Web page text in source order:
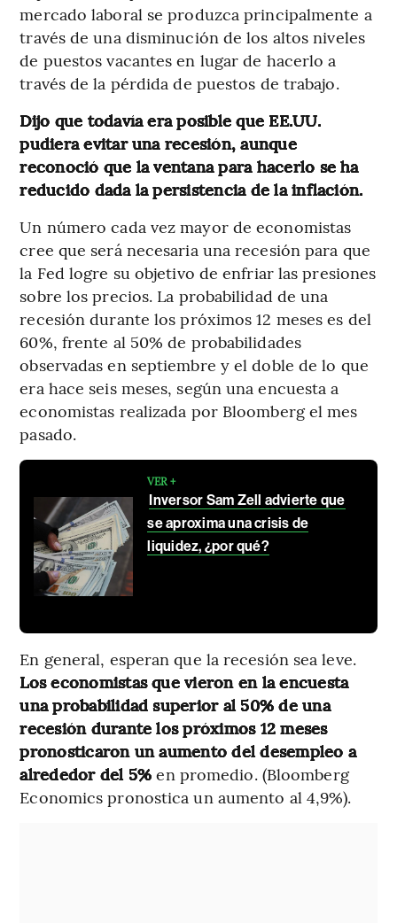
mercado laboral se produzca principalmente a
través de una disminución de los altos niveles
de puestos vacantes en lugar de hacerlo a
través de la pérdida de puestos de trabajo.
Dijo que todavía era posible que EE.UU.
pudiera evitar una recesión, aunque
reconoció que la ventana para hacerlo se ha
reducido dada la persistencia de la inflación.
Un número cada vez mayor de economistas
cree que será necesaria una recesión para que
la Fed logre su objetivo de enfriar las presiones
sobre los precios. La probabilidad de una
recesión durante los próximos 12 meses es del
60%, frente al 50% de probabilidades
observadas en septiembre y el doble de lo que
era hace seis meses, según una encuesta a
economistas realizada por Bloomberg el mes
pasado.
VER +
Inversor Sam Zell advierte que
se aproxima una crisis de
liquidez, ¿por qué?
En general, esperan que la recesión sea leve.
Los economistas que vieron en la encuesta
una probabilidad superior al 50% de una
recesión durante los próximos 12 meses
pronosticaron un aumento del desempleo a
alrededor del 5%en promedio. (Bloomberg
Economics pronostica un aumento al 4,9%).